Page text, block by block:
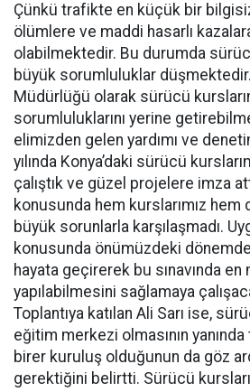
Çünkü trafikte en küçük bir
ölümlere ve maddi hasarlı
olabilmektedir. Bu durumda
büyük sorumluluklar
Müdürlüğü olarak sürücü
sorumluluklarını yerine
elimizden gelen yardımı ve
yılında Konya’daki sürücü
çalıştık ve güzel projelere imza
konusunda hem kurslarımız
büyük sorunlarla karşılaşmadı.
konusunda önümüzdeki
hayata geçirerek bu sınavında
yapılabilmesini sağlamaya
Toplantıya katılan Ali Sarı ise,
eğitim merkezi olmasının
birer kuruluş olduğunun da göz
gerektiğini belirtti. Sürücü